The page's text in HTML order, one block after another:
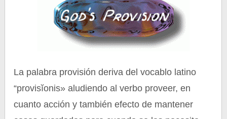
La palabra provisión deriva del vocablo latino
“provisĭonis» aludiendo al verbo proveer, en
cuanto acción y también efecto de mantener